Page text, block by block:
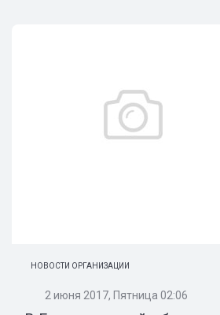
НОВОСТИ ОРГАНИЗАЦИИ
2 июня 2017, Пятница 02:06